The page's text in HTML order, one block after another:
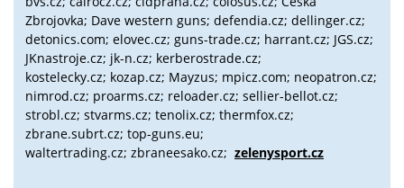
Zbrojovka; Dave western guns; defendia.cz; dellinger.cz;
detonics.com; elovec.cz; guns-trade.cz; harrant.cz; JGS.cz;
JKnastroje.cz; jk-n.cz; kerberostrade.cz;
kostelecky.cz; kozap.cz; Mayzus; mpicz.com; neopatron.cz;
nimrod.cz; proarms.cz; reloader.cz; sellier-bellot.cz;
strobl.cz; stvarms.cz; tenolix.cz; thermfox.cz;
zbrane.subrt.cz; top-guns.eu;
waltertrading.cz; zbraneesako.cz; zelenysport.cz